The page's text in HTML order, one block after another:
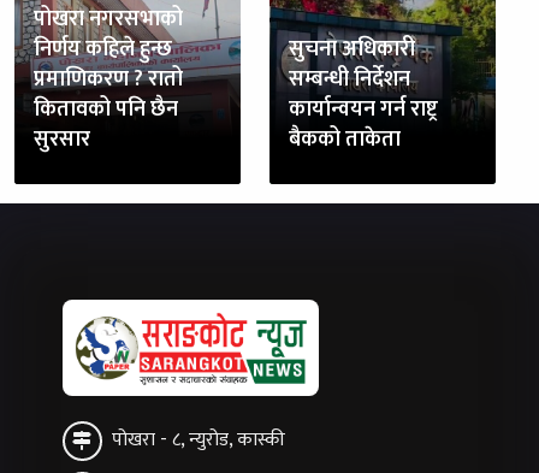
पोखरा नगरसभाको
निर्णय कहिले हुन्छ
प्रमाणिकरण ? रातो
कितावको पनि छैन
सुरसार
सुचना अधिकारी
सम्बन्धी निर्देशन
कार्यान्वयन गर्न राष्ट्र
बैकको ताकेता
पोखरा - ८, न्युरोड, कास्की